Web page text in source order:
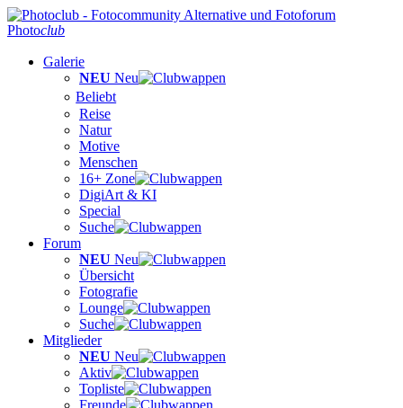
Photoclub
Galerie
NEU Neu
Beliebt
Reise
Natur
Motive
Menschen
16+ Zone
DigiArt & KI
Special
Suche
Forum
NEU Neu
Übersicht
Fotografie
Lounge
Suche
Mitglieder
NEU Neu
Aktiv
Topliste
Freunde